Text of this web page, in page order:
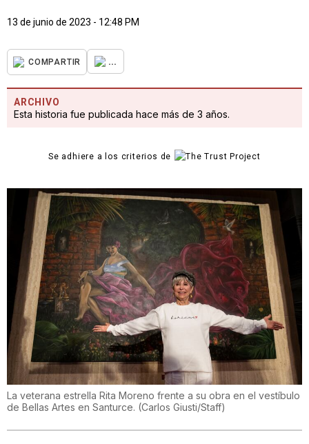
13 de junio de 2023 - 12:48 PM
COMPARTIR ...
ARCHIVO
Esta historia fue publicada hace más de 3 años.
Se adhiere a los criterios de
La veterana estrella Rita Moreno frente a su obra en el vestíbulo
de Bellas Artes en Santurce. (Carlos Giusti/Staff)